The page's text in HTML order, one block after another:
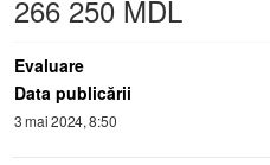
266 250 MDL
Evaluare
Data publicării
3 mai 2024, 8:50